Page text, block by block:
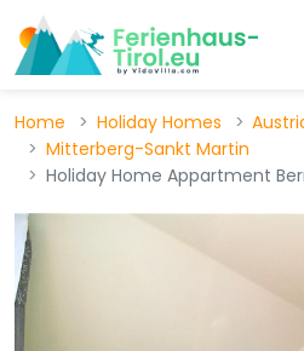
Home Holiday Homes
Mitterberg-Sankt Martin
Holiday Home Appartment